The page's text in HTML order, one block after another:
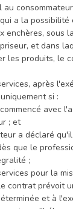
au
a la
enchères, sous
et dans
les produits, le
après
si :
avec
; et
a déclaré
que le
;
pour la
contrat prévoit
et à